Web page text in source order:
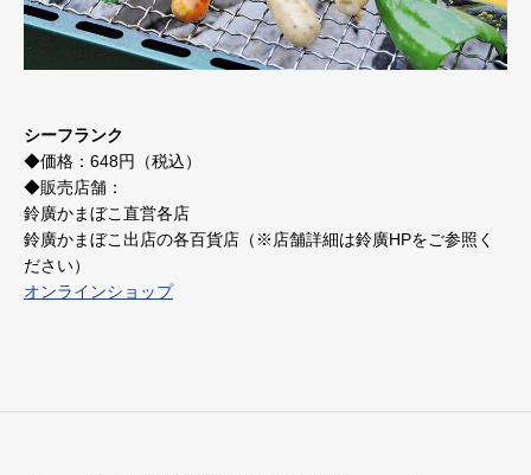
シーフランク
◆価格：648円（税込）
◆販売店舗：
鈴廣かまぼこ直営各店
鈴廣かまぼこ出店の各百貨店（※店舗詳細は鈴廣HPをご参照く
ださい）
オンラインショップ